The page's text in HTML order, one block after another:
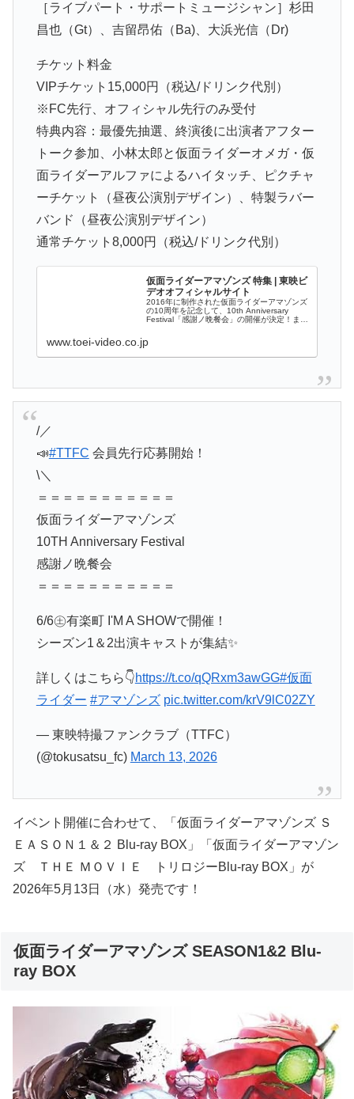
［ライブパート・サポートミュージシャン］杉田
昌也（Gt）、吉留昂佑（Ba)、大浜光信（Dr)
チケット料金
VIPチケット15,000円（税込/ドリンク代別）
※FC先行、オフィシャル先行のみ受付
特典内容：最優先抽選、終演後に出演者アフター
トーク参加、小林太郎と仮面ライダーオメガ・仮
面ライダーアルファによるハイタッチ、ピクチャ
ーチケット（昼夜公演別デザイン）、特製ラバー
バンド（昼夜公演別デザイン）
通常チケット8,000円（税込/ドリンク代別）
仮面ライダーアマゾンズ 特集 | 東映ビ
デオオフィシャルサイト
2016年に制作された仮面ライダーアマゾンズ
の10周年を記念して、10th Anniversary
Festival「感謝ノ晩餐会」の開催が決定！また
www.toei-video.co.jp
/／
📣#TTFC 会員先行応募開始！
\＼
＝＝＝＝＝＝＝＝＝＝＝
仮面ライダーアマゾンズ
10TH Anniversary Festival
感謝ノ晩餐会
＝＝＝＝＝＝＝＝＝＝＝
6/6㊏有楽町 I'M A SHOWで開催！
シーズン1＆2出演キャストが集結✨
詳しくはこちら👇https://t.co/qQRxm3awGG#仮面
ライダー #アマゾンズ pic.twitter.com/krV9lC02ZY
— 東映特撮ファンクラブ（TTFC）
(@tokusatsu_fc) March 13, 2026
イベント開催に合わせて、「仮面ライダーアマゾンズ Ｓ
ＥＡＳＯＮ１＆２ Blu-ray BOX」「仮面ライダーアマゾン
ズ ＴＨＥ ＭＯＶＩＥ トリロジーBlu-ray BOX」が
2026年5月13日（水）発売です！
仮面ライダーアマゾンズ SEASON1&2 Blu-
ray BOX